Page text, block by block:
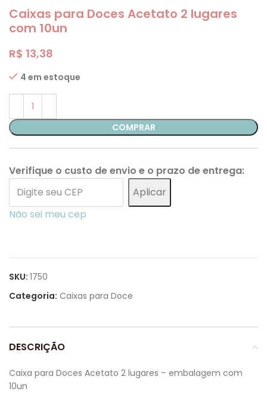
Caixas para Doces Acetato 2 lugares
com 10un
R$ 13,38
4 em estoque
COMPRAR
Verifique o custo de envio e o prazo de entrega:
Aplicar
Não sei meu cep
SKU: 1750
Categoria: Caixas para Doce
DESCRIÇÃO
Caixa para Doces Acetato 2 lugares – embalagem com
10un